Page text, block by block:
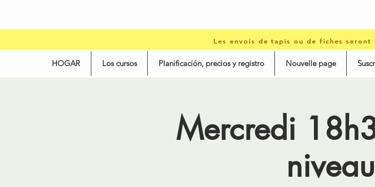
Les envois de tapis ou de fiches seront
HOGAR Los cursos Planificación, precios y registro Nouvelle page
Mercredi